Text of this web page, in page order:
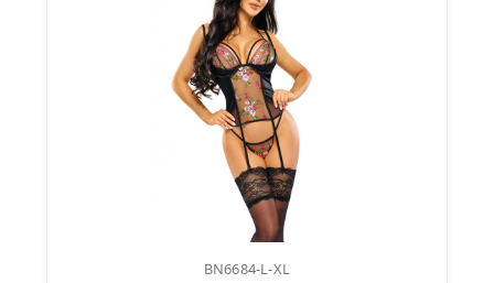
BN6684-L-XL